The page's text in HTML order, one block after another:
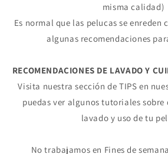
misma calidad)
Es normal que las pelucas se enreden
algunas recomendaciones
RECOMENDACIONES DE LAVADO Y
Visita nuestra sección de TIPS en
puedas ver algunos tutoriales
lavado y uso de tu
No trabajamos en Fines de
1 Agrega tu producto al
pagar con Meses sin
En tu cuenta de Mercado
3 Paga mes a mescon
débito u otros medios.
Crédito sujeto a
¿Tienes dudas? Consulta